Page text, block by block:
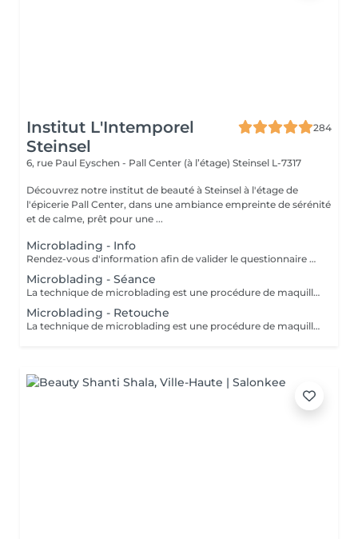
Institut L'Intemporel
Steinsel
284
6, rue Paul Eyschen - Pall Center (à l’étage) Steinsel L-7317
Découvrez notre institut de beauté à Steinsel à l'étage de
l'épicerie Pall Center, dans une ambiance empreinte de sérénité
et de calme, prêt pour une ...
Microblading - Info
Rendez-vous d'information afin de valider le questionnaire médical et les contre-indications, validation de la couleur et de la forme des sourcils, réponses aux éventuelles interrogations. L'acompte sera restitué entièrement lors de votre venue, si vous n'annulez pas il sera conservé.
Microblading - Séance
La technique de microblading est une procédure de maquillage semi permanent réalisé entièrement à la main à l'aide d'un "stylo" muni de micro-aiguilles. La praticienne dessine poil à poil l'ensemble du sourcil afin de redonner au regard toute son intensité et sa ligne naturelle. Cette technique permet de redessiner entièrement un sourcil soit de combler les éventuels trous. Un résultat des plus naturel grâce à la finesse de la lame et donc au dessin de chaque poil. Effet trompe l'il garanti! POSSIBILITES DE RDV A STEINFORT OU OBERPALLEN
Microblading - Retouche
La technique de microblading est une procédure de maquillage semi-permanent réalisé entièrement à la main à l'aide d'un "stylo" muni de micro-aiguilles. La praticienne dessine poil à poil l'ensemble du sourcil afin de redonner au regard toute son intensité et sa ligne naturelle. Cette technique permet de redessiner entièrement un sourcil soit de combler les éventuels trous. Un résultat des plus naturel grâce à la finesse de la lame et donc au dessin de chaque poil. Effet trompe l'oeil garanti!